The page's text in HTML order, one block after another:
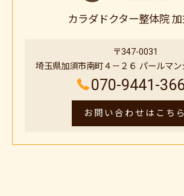
カラダドクター整体院
〒347-0031
埼玉県加須市南町４－２６ パールマン
070-9441-
お問い合わせはこちら